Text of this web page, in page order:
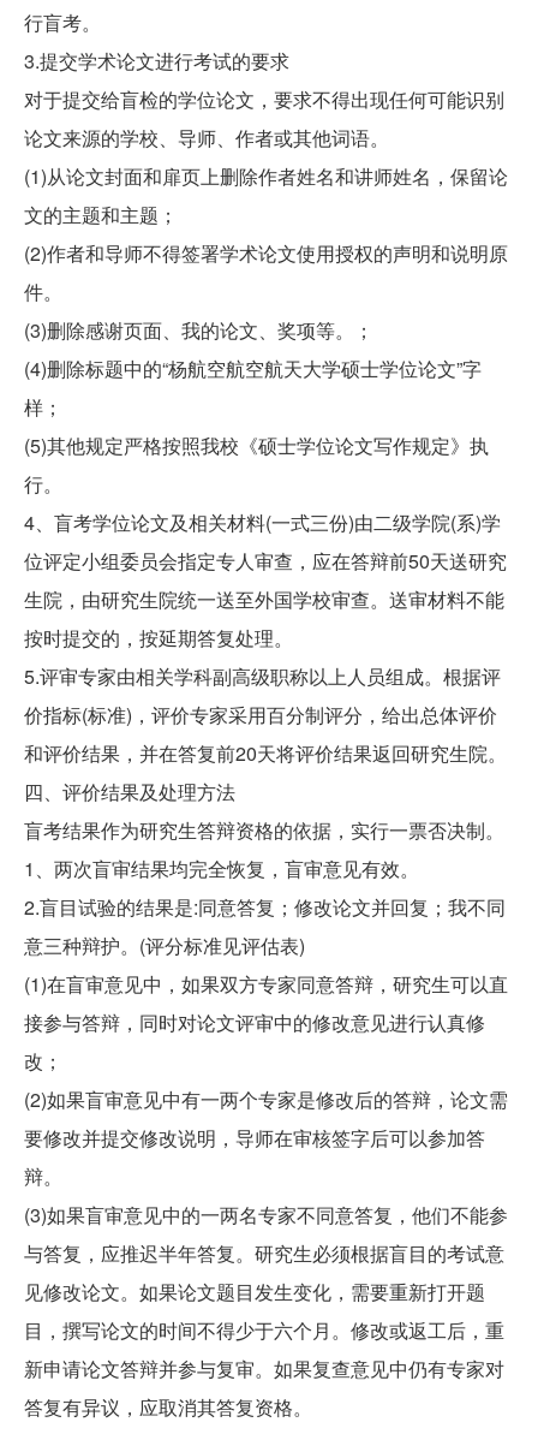
行盲考。
3.提交学术论文进行考试的要求
对于提交给盲检的学位论文，要求不得出现任何可能识别
论文来源的学校、导师、作者或其他词语。
(1)从论文封面和扉页上删除作者姓名和讲师姓名，保留论
文的主题和主题；
(2)作者和导师不得签署学术论文使用授权的声明和说明原
件。
(3)删除感谢页面、我的论文、奖项等。；
(4)删除标题中的“杨航空航空航天大学硕士学位论文”字
样；
(5)其他规定严格按照我校《硕士学位论文写作规定》执
行。
4、盲考学位论文及相关材料(一式三份)由二级学院(系)学
位评定小组委员会指定专人审查，应在答辩前50天送研究
生院，由研究生院统一送至外国学校审查。送审材料不能
按时提交的，按延期答复处理。
5.评审专家由相关学科副高级职称以上人员组成。根据评
价指标(标准)，评价专家采用百分制评分，给出总体评价
和评价结果，并在答复前20天将评价结果返回研究生院。
四、评价结果及处理方法
盲考结果作为研究生答辩资格的依据，实行一票否决制。
1、两次盲审结果均完全恢复，盲审意见有效。
2.盲目试验的结果是:同意答复；修改论文并回复；我不同
意三种辩护。(评分标准见评估表)
(1)在盲审意见中，如果双方专家同意答辩，研究生可以直
接参与答辩，同时对论文评审中的修改意见进行认真修
改；
(2)如果盲审意见中有一两个专家是修改后的答辩，论文需
要修改并提交修改说明，导师在审核签字后可以参加答
辩。
(3)如果盲审意见中的一两名专家不同意答复，他们不能参
与答复，应推迟半年答复。研究生必须根据盲目的考试意
见修改论文。如果论文题目发生变化，需要重新打开题
目，撰写论文的时间不得少于六个月。修改或返工后，重
新申请论文答辩并参与复审。如果复查意见中仍有专家对
答复有异议，应取消其答复资格。